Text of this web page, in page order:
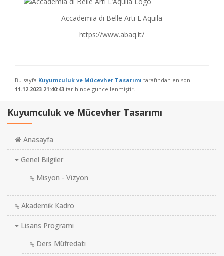
Accademia di Belle Arti L'Aquila
https://www.abaq.it/
Bu sayfa Kuyumculuk ve Mücevher Tasarımı tarafından en son
11.12.2023 21:40:43 tarihinde güncellenmiştir.
Kuyumculuk ve Mücevher Tasarımı
Anasayfa
Genel Bilgiler
Misyon - Vizyon
Akademik Kadro
Lisans Programı
Ders Müfredatı